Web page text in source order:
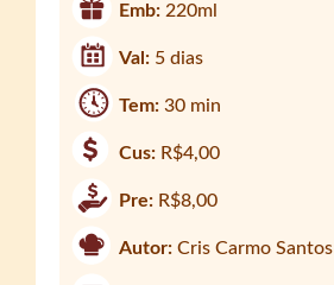
Emb:220ml
Val: 5 dias
Tem:30 min
Cus: R$4,00
Pre: R$8,00
Autor: Cris Carmo Santos